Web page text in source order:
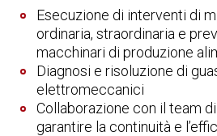
Esecuzione di interventi di
ordinaria, straordinaria e
macchinari di produzione
Diagnosi e risoluzione di
elettromeccanici
Collaborazione con il team
garantire la continuità e